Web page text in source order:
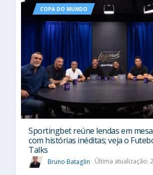
COPA DO MUNDO
Sportingbet reúne lendas em
com histórias inéditas; veja o
Talks
Bruno Bataglin Última atualização: